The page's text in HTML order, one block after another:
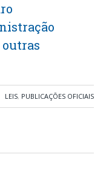
LEIS, PUBLICAÇÕES OFICIAIS